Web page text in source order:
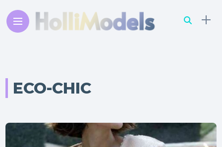
ECO-CHIC